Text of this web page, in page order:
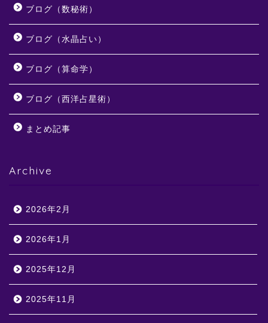
ブログ（数秘術）
ブログ（水晶占い）
ブログ（算命学）
ブログ（西洋占星術）
まとめ記事
Archive
2026年2月
2026年1月
2025年12月
2025年11月